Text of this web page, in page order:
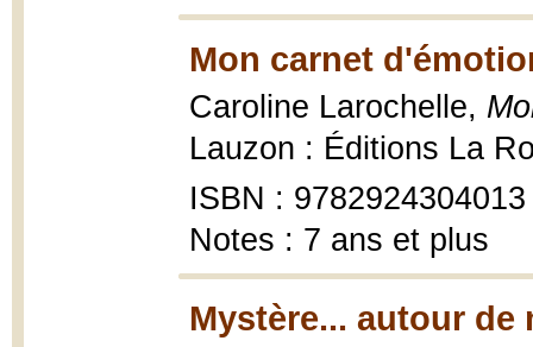
Mon carnet
Caroline Larochelle,
Lauzon : Éditions La
ISBN : 9782924304013
Notes : 7 ans et plus
Mystère... autour de